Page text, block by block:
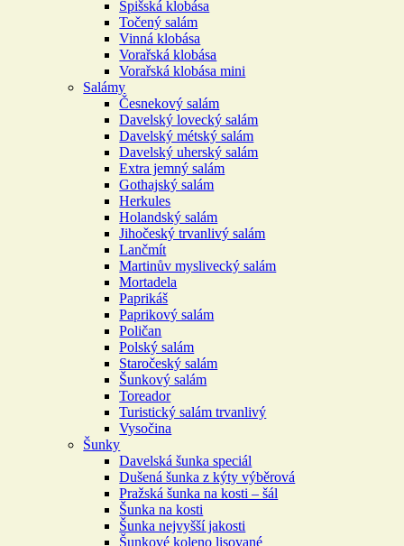
Spišská klobása
Točený salám
Vinná klobása
Vorařská klobása
Vorařská klobása mini
Salámy
Česnekový salám
Davelský lovecký salám
Davelský métský salám
Davelský uherský salám
Extra jemný salám
Gothajský salám
Herkules
Holandský salám
Jihočeský trvanlivý salám
Lančmít
Martinův myslivecký salám
Mortadela
Paprikáš
Paprikový salám
Poličan
Polský salám
Staročeský salám
Šunkový salám
Toreador
Turistický salám trvanlivý
Vysočina
Šunky
Davelská šunka speciál
Dušená šunka z kýty výběrová
Pražská šunka na kosti – šál
Šunka na kosti
Šunka nejvyšší jakosti
Šunkové koleno lisované